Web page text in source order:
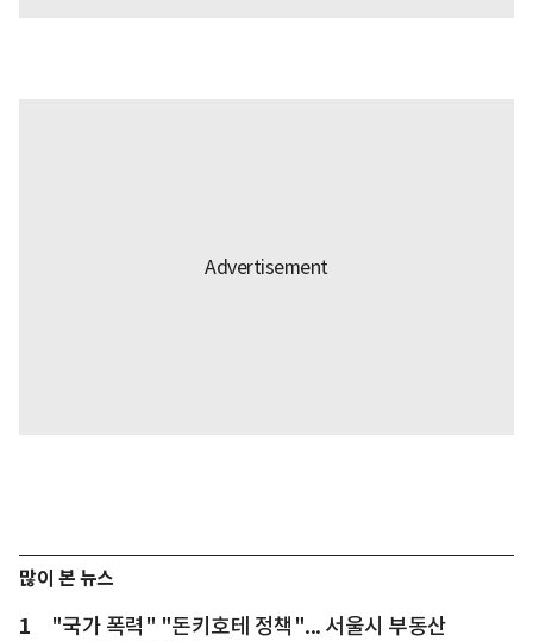
많이 본 뉴스
1
"국가 폭력" "돈키호테 정책"... 서울시 부동산